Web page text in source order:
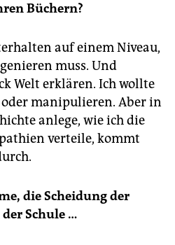
Büchern?
auf einem Niveau,
muss. Und
Welt erklären. Ich wollte
manipulieren. Aber in
anlege, wie ich die
verteile, kommt
die Scheidung der
Schule …